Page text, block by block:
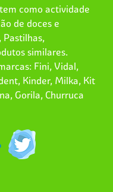
como actividade
de doces e
Pastilhas,
similares.
Fini, Vidal,
Kinder, Milka, Kit
Gorila, Churruca